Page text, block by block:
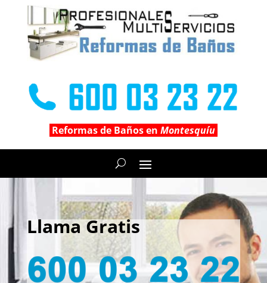
Reformas de Baños en Montesquíu
Llama Gratis